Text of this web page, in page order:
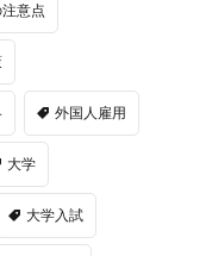
意点
外国人雇用
大学
大学入試